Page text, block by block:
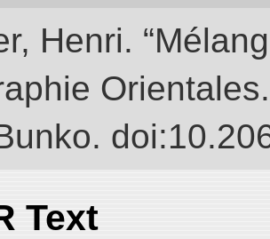
Henri.
Text